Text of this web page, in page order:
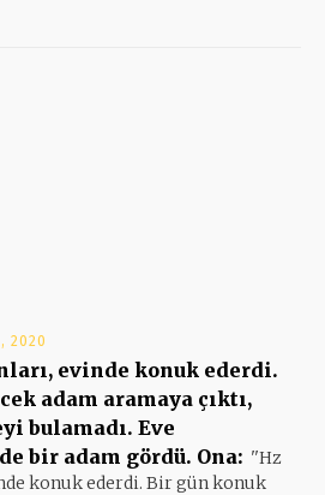
2020
evinde konuk ederdi.
adam aramaya çıktı,
bulamadı. Eve
bir adam gördü. Ona: ''Hz
konuk ederdi. Bir gün konuk